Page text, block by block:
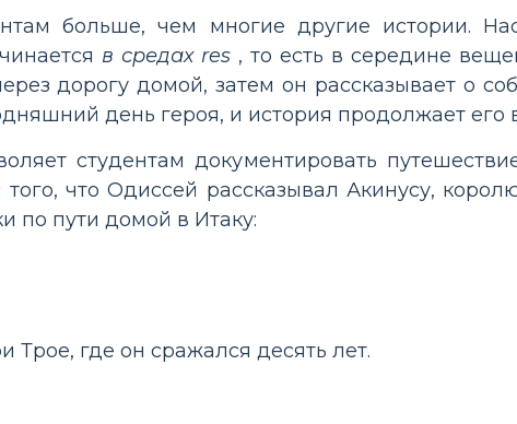
больше, чем многие другие истории.
в средах res , то есть в середине
дорогу домой, затем он рассказывает о
день героя, и история продолжает его
студентам документировать
что Одиссей рассказывал Акинусу,
по пути домой в Итаку:
Трое, где он сражался десять лет.